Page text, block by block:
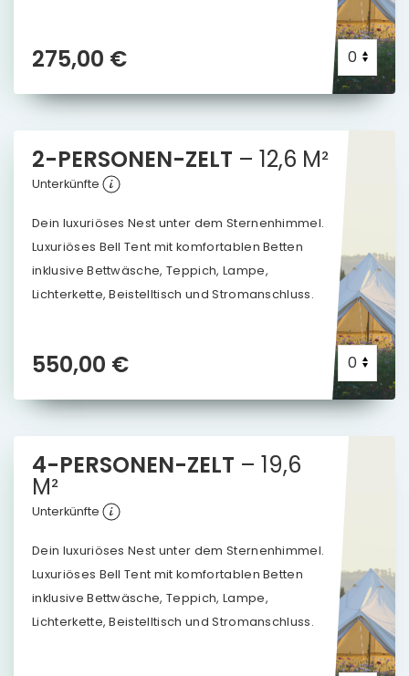
275,00 €
2-PERSONEN-ZELT – 12,6 M²
Unterkünfte
Dein luxuriöses Nest unter dem Sternenhimmel.
Luxuriöses Bell Tent mit komfortablen Betten
inklusive Bettwäsche, Teppich, Lampe,
Lichterkette, Beistelltisch und Stromanschluss.
550,00 €
4-PERSONEN-ZELT – 19,6
M²
Unterkünfte
Dein luxuriöses Nest unter dem Sternenhimmel.
Luxuriöses Bell Tent mit komfortablen Betten
inklusive Bettwäsche, Teppich, Lampe,
Lichterkette, Beistelltisch und Stromanschluss.